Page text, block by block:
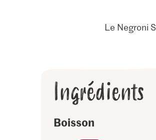
Le Negroni
Ingrédients
Boisson